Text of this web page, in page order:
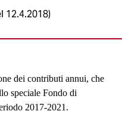
12.4.2018)
dei contributi annui, che
speciale Fondo di
2017-2021.